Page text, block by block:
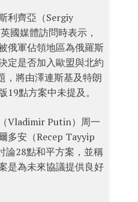
利齊亞（Sergiy
國媒體訪問時表示，
俄軍佔領地區為俄羅斯
定是否加入歐盟與北約
，將由澤連斯基及特朗
19點方案中未提及。
Vladimir Putin）周一
多安（Recep Tayyip
論28點和平方案，並稱
是為未來協議提供良好